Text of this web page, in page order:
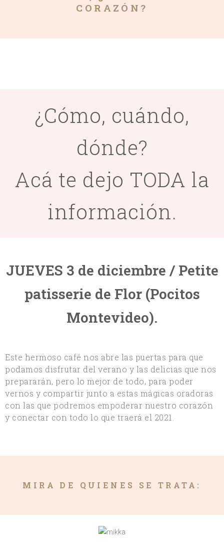
CORAZÓN?
¿Cómo, cuándo,
dónde?
Acá te dejo TODA la
información.
JUEVES 3 de diciembre / Petite
patisserie de Flor (Pocitos
Montevideo).
Este hermoso café nos abre las puertas para que
podamos disfrutar del verano y las delicias que nos
prepararán, pero lo mejor de todo, para poder
vernos y compartir junto a estas mágicas oradoras
con las que podremos empoderar nuestro corazón
y conectar con todo lo que traerá el 2021.
MIRA DE QUIENES SE TRATA: